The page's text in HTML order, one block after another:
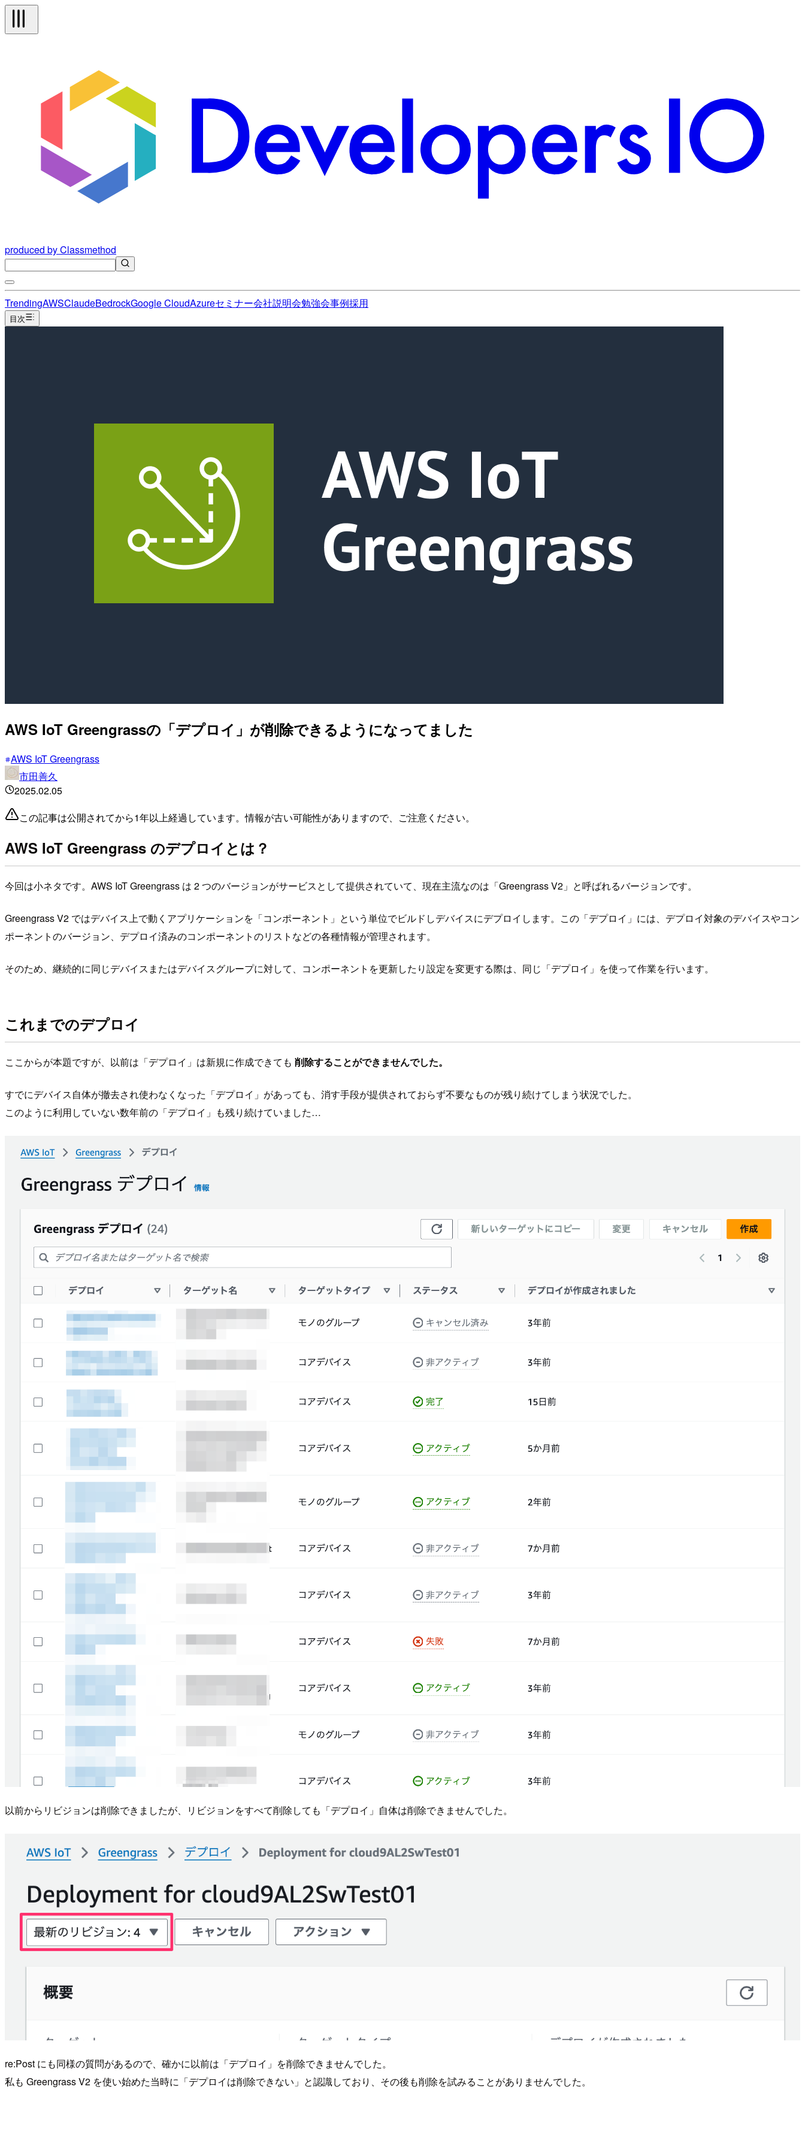
produced by Classmethod
TrendingAWSClaudeBedrockGoogle CloudAzureセミナー会社説明会勉強会事例採用
目次
AWS IoT Greengrassの「デプロイ」が削除できるようになってました
AWS IoT Greengrass
市田善久
2025.02.05
この記事は公開されてから1年以上経過しています。情報が古い可能性がありますので、ご注意ください。
AWS IoT Greengrass のデプロイとは？
今回は小ネタです。AWS IoT Greengrass は 2 つのバージョンがサービスとして提供されていて、現在主流なのは「Greengrass V2」と呼ばれるバージョンです。
Greengrass V2 ではデバイス上で動くアプリケーションを「コンポーネント」という単位でビルドしデバイスにデプロイします。この「デプロイ」には、デプロイ対象のデバイスやコン
ポーネントのバージョン、デプロイ済みのコンポーネントのリストなどの各種情報が管理されます。
そのため、継続的に同じデバイスまたはデバイスグループに対して、コンポーネントを更新したり設定を変更する際は、同じ「デプロイ」を使って作業を行います。
これまでのデプロイ
ここからが本題ですが、以前は「デプロイ」は新規に作成できても 削除することができませんでした。
すでにデバイス自体が撤去され使わなくなった「デプロイ」があっても、消す手段が提供されておらず不要なものが残り続けてしまう状況でした。
このように利用していない数年前の「デプロイ」も残り続けていました…
以前からリビジョンは削除できましたが、リビジョンをすべて削除しても「デプロイ」自体は削除できませんでした。
re:Post にも同様の質問があるので、確かに以前は「デプロイ」を削除できませんでした。
私も Greengrass V2 を使い始めた当時に「デプロイは削除できない」と認識しており、その後も削除を試みることがありませんでした。